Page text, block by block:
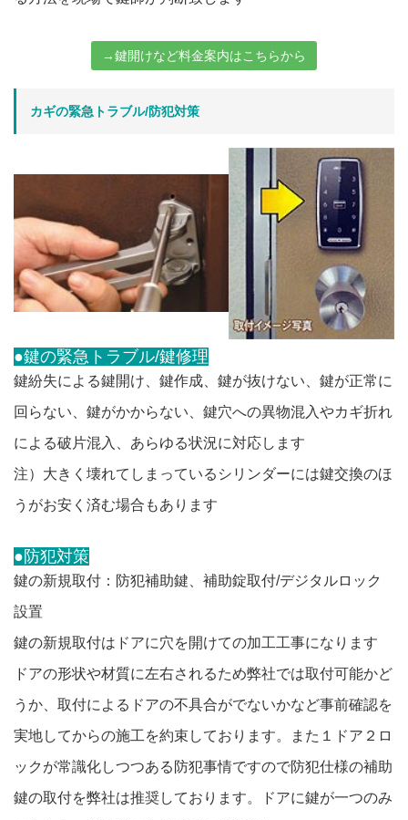
→鍵開けなど料金案内はこちらから
カギの緊急トラブル/防犯対策
●鍵の緊急トラブル/鍵修理
鍵紛失による鍵開け、鍵作成、鍵が抜けない、鍵が正常に
回らない、鍵がかからない、鍵穴への異物混入やカギ折れ
による破片混入、あらゆる状況に対応します
注）大きく壊れてしまっているシリンダーには鍵交換のほ
うがお安く済む場合もあります
●防犯対策
鍵の新規取付：防犯補助鍵、補助錠取付/デジタルロック
設置
鍵の新規取付はドアに穴を開けての加工工事になります
ドアの形状や材質に左右されるため弊社では取付可能かど
うか、取付によるドアの不具合がでないかなど事前確認を
実地してからの施工を約束しております。また１ドア２ロ
ックが常識化しつつある防犯事情ですので防犯仕様の補助
鍵の取付を弊社は推奨しております。ドアに鍵が一つのみ